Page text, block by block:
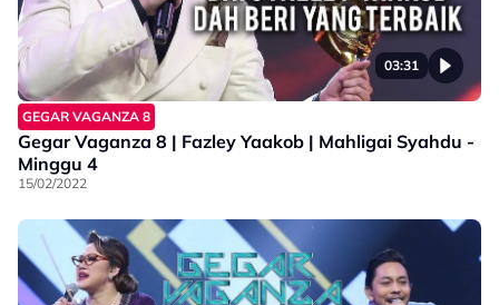
03:31
GEGAR VAGANZA 8
Gegar Vaganza 8 | Fazley Yaakob | Mahligai Syahdu -
Minggu 4
15/02/2022